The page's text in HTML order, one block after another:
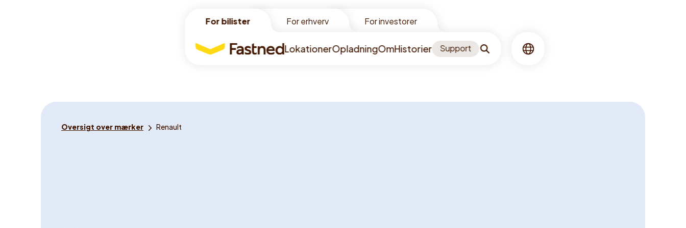
For bilister For erhverv For investorer
For bilister
For
LokationerOpladningOmHistorier Support Søgning Sprog
Du
Oversigt over mærker Renault